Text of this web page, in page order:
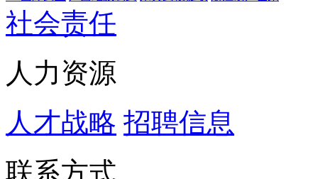
社会责任
人力资源
人才战略 招聘信息
联系方式